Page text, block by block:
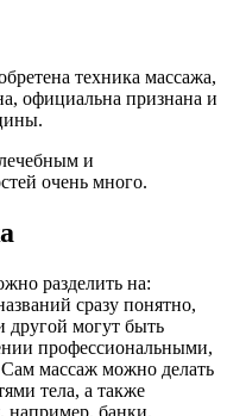
техника массажа,
официальна признана и
и
очень много.
разделить на:
сразу понятно,
другой могут быть
профессиональными,
массаж можно делать
тела, а также
например, банки.